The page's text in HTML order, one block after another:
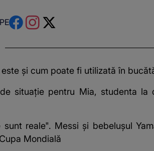
și cum poate fi utilizată în
de situație pentru Mia, studenta
sunt reale". Messi și bebelușul
Mondială